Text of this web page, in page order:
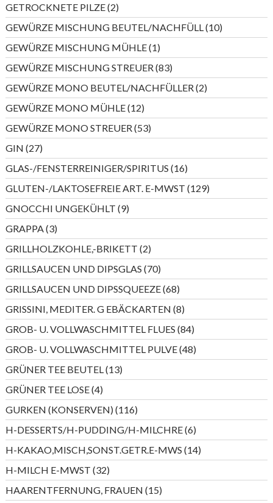
GETROCKNETE PILZE 22
Produkte
GEWÜRZE MISCHUNG BEUTEL/NACHFÜLL 1010
Produkte
GEWÜRZE MISCHUNG MÜHLE 11
Produkt
GEWÜRZE MISCHUNG STREUER 8383
Produkte
GEWÜRZE MONO BEUTEL/NACHFÜLLER 22
Produkte
GEWÜRZE MONO MÜHLE 1212
Produkte
GEWÜRZE MONO STREUER 5353
Produkte
GIN 2727
Produkte
GLAS-/FENSTERREINIGER/SPIRITUS 1616
Produkte
GLUTEN-/LAKTOSEFREIE ART. E-MWST 129129
Produkte
GNOCCHI UNGEKÜHLT 99
Produkte
GRAPPA 33
Produkte
GRILLHOLZKOHLE,-BRIKETT 22
Produkte
GRILLSAUCEN UND DIPSGLAS 7070
Produkte
GRILLSAUCEN UND DIPSSQUEEZE 6868
Produkte
GRISSINI, MEDITER. G EBÄCKARTEN 88
Produkte
GROB- U. VOLLWASCHMITTEL FLUES 8484
Produkte
GROB- U. VOLLWASCHMITTEL PULVE 4848
Produkte
GRÜNER TEE BEUTEL 1313
Produkte
GRÜNER TEE LOSE 44
Produkte
GURKEN (KONSERVEN) 116116
Produkte
H-DESSERTS/H-PUDDING/H-MILCHRE 66
Produkte
H-KAKAO,MISCH,SONST.GETR.E-MWS 1414
Produkte
H-MILCH E-MWST 3232
Produkte
HAARENTFERNUNG, FRAUEN 1515